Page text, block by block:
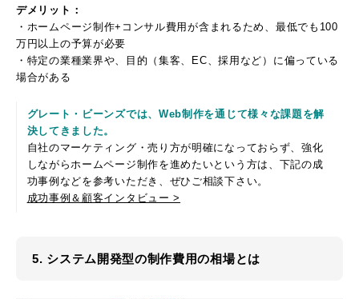
デメリット：
・ホームページ制作+コンサル費用が含まれるため、最低でも100
万円以上の予算が必要
・特定の業種業界や、目的（集客、EC、採用など）に偏っている
場合がある
グレート・ビーンズでは、Web制作を通じて様々な課題を解
決してきました。
自社のマーケティング・売り方が明確になっておらず、強化
しながらホームページ制作を進めたいという方は、下記の成
功事例などを参考いただき、ぜひご相談下さい。
成功事例＆顧客インタビュー >
5. システム開発型の制作費用の相場とは